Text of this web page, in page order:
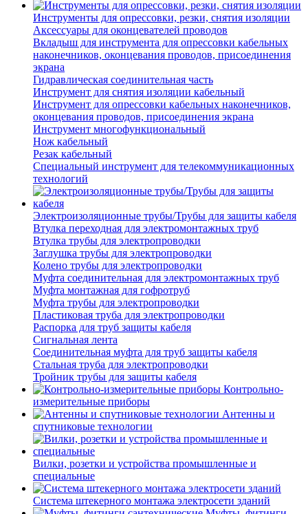
Инструменты для опрессовки, резки, снятия изоляции
Аксессуары для оконцевателей проводов
Вкладыш для инструмента для опрессовки кабельных
наконечников, оконцевания проводов, присоединения
экрана
Гидравлическая соединительная часть
Инструмент для снятия изоляции кабельный
Инструмент для опрессовки кабельных наконечников,
оконцевания проводов, присоединения экрана
Инструмент многофункциональный
Нож кабельный
Резак кабельный
Специальный инструмент для телекоммуникационных
технологий
Электроизоляционные трубы/Трубы для защиты кабеля
Втулка переходная для электромонтажных труб
Втулка трубы для электропроводки
Заглушка трубы для электропроводки
Колено трубы для электропроводки
Муфта соединительная для электромонтажных труб
Муфта монтажная для гофротруб
Муфта трубы для электропроводки
Пластиковая труба для электропроводки
Распорка для труб защиты кабеля
Сигнальная лента
Соединительная муфта для труб защиты кабеля
Стальная труба для электропроводки
Тройник трубы для защиты кабеля
Контрольно-
измерительные приборы
Антенны и
спутниковые технологии
Вилки, розетки и устройства промышленные и
специальные
Система штекерного монтажа электросети зданий